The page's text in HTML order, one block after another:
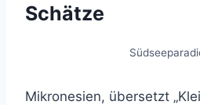
Schätze
Mikronesien, übersetzt